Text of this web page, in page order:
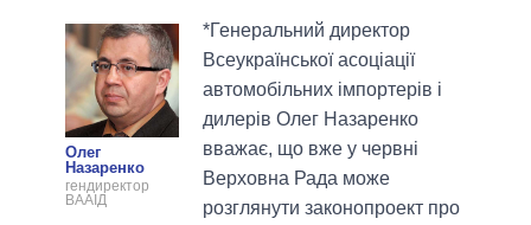
Олег
Назаренко
гендиректор
ВААІД
*Генеральний директор
Всеукраїнської асоціації
автомобільних імпортерів і
дилерів Олег Назаренко
вважає, що вже у червні
Верховна Рада може
розглянути законопроект про